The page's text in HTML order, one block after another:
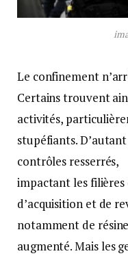
Le confinement
Certains trouvent
activités,
stupéfiants.
contrôles resserrés,
impactant les
d’acquisition et de
notamment de
augmenté. Mais les